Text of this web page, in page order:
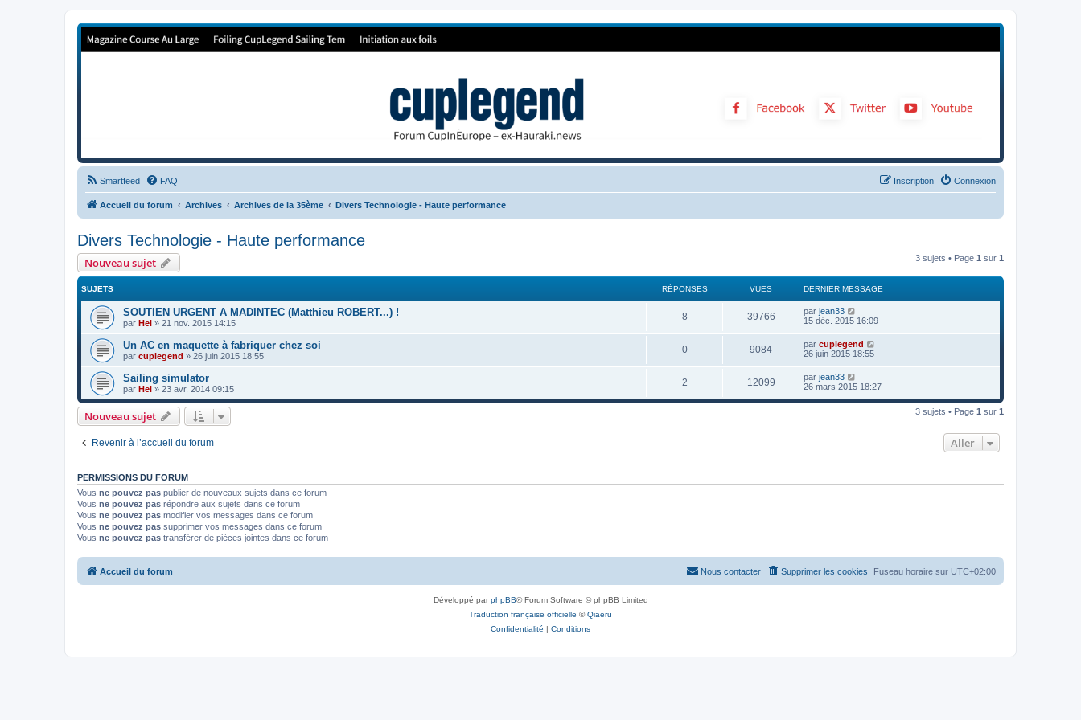
Forum de Cup In Europe
Smartfeed FAQ Connexion
Inscription
Accueil du forum Archives Archives de la 35ème Divers Technologie - Haute performance
Divers Technologie - Haute performance
Nouveau sujet 3 sujets • Page 1 sur 1
SUJETS RÉPONSES VUES DERNIER MESSAGE
SOUTIEN URGENT A MADINTEC (Matthieu ROBERT...) !
par Hel » 21 nov. 2015 14:15
8 39766 par jean33
15 déc. 2015 16:09
Un AC en maquette à fabriquer chez soi
par cuplegend » 26 juin 2015 18:55
0 9084 par cuplegend
26 juin 2015 18:55
Sailing simulator
par Hel » 23 avr. 2014 09:15
2 12099 par jean33
26 mars 2015 18:27
Nouveau sujet 3 sujets • Page 1 sur 1
Revenir à l’accueil du forum Aller
PERMISSIONS DU FORUM
Vous ne pouvez pas publier de nouveaux sujets dans ce forum
Vous ne pouvez pas répondre aux sujets dans ce forum
Vous ne pouvez pas modifier vos messages dans ce forum
Vous ne pouvez pas supprimer vos messages dans ce forum
Vous ne pouvez pas transférer de pièces jointes dans ce forum
Accueil du forum Fuseau horaire sur UTC+02:00
Supprimer les cookies
Nous contacter
Développé parphpBB® Forum Software © phpBB Limited
Traduction française officielle ©Qiaeru
Confidentialité | Conditions